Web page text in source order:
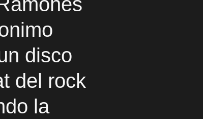
disco
del rock
la